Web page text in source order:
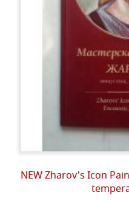
NEW Zharov's Icon